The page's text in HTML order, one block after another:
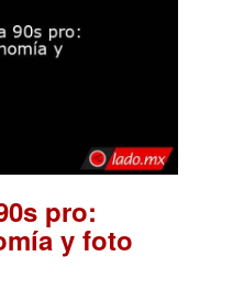
pro:
y foto